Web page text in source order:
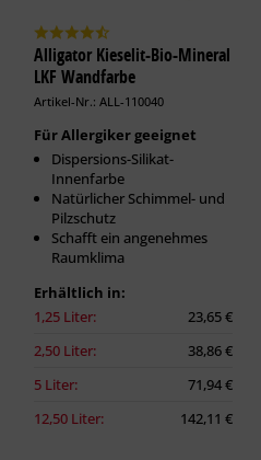
Alligator Kieselit-Bio-Mineral
LKF Wandfarbe
Artikel-Nr.: ALL-110040
Für Allergiker geeignet
Dispersions-Silikat-
Innenfarbe
Natürlicher Schimmel- und
Pilzschutz
Schafft ein angenehmes
Raumklima
Erhältlich in:
1,25 Liter:
23,65 €
2,50 Liter:
38,86 €
5 Liter:
71,94 €
12,50 Liter:
142,11 €